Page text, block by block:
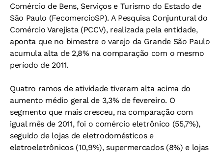
Comércio de Bens, Serviços e Turismo do Estado de
São Paulo (FecomercioSP). A Pesquisa Conjuntural do
Comércio Varejista (PCCV), realizada pela entidade,
aponta que no bimestre o varejo da Grande São Paulo
acumula alta de 2,8% na comparação com o mesmo
período de 2011.
Quatro ramos de atividade tiveram alta acima do
aumento médio geral de 3,3% de fevereiro. O
segmento que mais cresceu, na comparação com
igual mês de 2011, foi o comércio eletrônico (55,7%),
seguido de lojas de eletrodomésticos e
eletroeletrônicos (10,9%), supermercados (8%) e lojas